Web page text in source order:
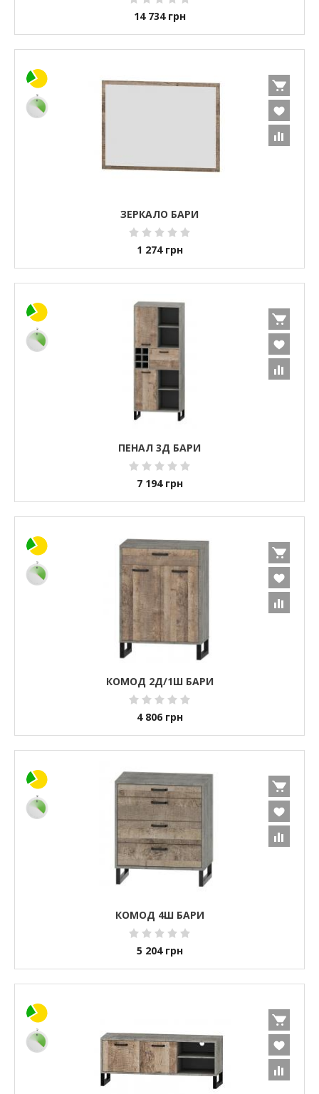
14 734 грн
ЗЕРКАЛО БАРИ
1 274 грн
ПЕНАЛ 3Д БАРИ
7 194 грн
КОМОД 2Д/1Ш БАРИ
4 806 грн
КОМОД 4Ш БАРИ
5 204 грн